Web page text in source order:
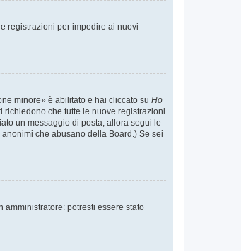
registrazioni per impedire ai nuovi
minore» è abilitato e hai cliccato su Ho
richiedono che tutte le nuove registrazioni
un messaggio di posta, allora segui le
che abusano della Board.) Se sei
amministratore: potresti essere stato